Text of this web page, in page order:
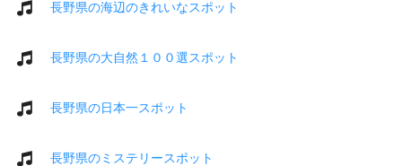
長野県の海辺のきれいなスポット
長野県の大自然１００選スポット
長野県の日本一スポット
長野県のミステリースポット